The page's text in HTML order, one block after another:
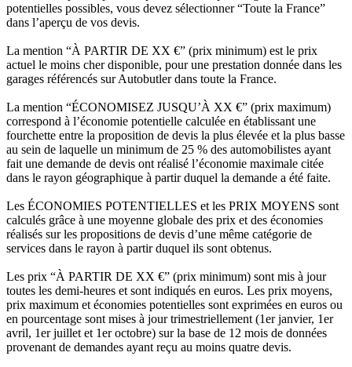
potentielles possibles, vous devez sélectionner “Toute la France”
dans l’aperçu de vos devis.
La mention “À PARTIR DE XX €” (prix minimum) est le prix
actuel le moins cher disponible, pour une prestation donnée dans les
garages référencés sur Autobutler dans toute la France.
La mention “ÉCONOMISEZ JUSQU’À XX €” (prix maximum)
correspond à l’économie potentielle calculée en établissant une
fourchette entre la proposition de devis la plus élevée et la plus basse
au sein de laquelle un minimum de 25 % des automobilistes ayant
fait une demande de devis ont réalisé l’économie maximale citée
dans le rayon géographique à partir duquel la demande a été faite.
Les ÉCONOMIES POTENTIELLES et les PRIX MOYENS sont
calculés grâce à une moyenne globale des prix et des économies
réalisés sur les propositions de devis d’une même catégorie de
services dans le rayon à partir duquel ils sont obtenus.
Les prix “À PARTIR DE XX €” (prix minimum) sont mis à jour
toutes les demi-heures et sont indiqués en euros. Les prix moyens,
prix maximum et économies potentielles sont exprimées en euros ou
en pourcentage sont mises à jour trimestriellement (1er janvier, 1er
avril, 1er juillet et 1er octobre) sur la base de 12 mois de données
provenant de demandes ayant reçu au moins quatre devis.